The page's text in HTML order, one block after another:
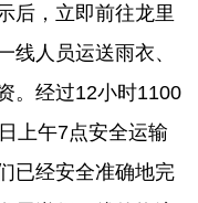
后，立即前往龙里
线人员运送雨衣、
。经过12小时1100
上午7点安全运输
已经安全准确地完